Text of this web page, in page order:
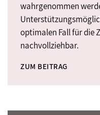
wahrgenommen
optimalen Fall für die
nachvollziehbar.
ZUM BEITRAG